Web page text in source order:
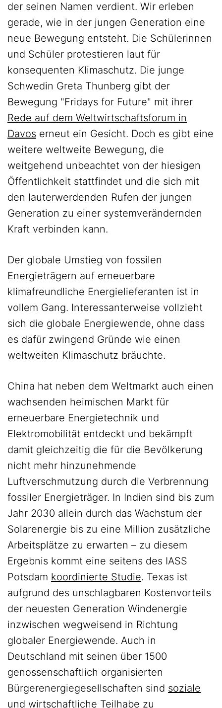
der seinen Namen verdient. Wir erleben
gerade, wie in der jungen Generation eine
neue Bewegung entsteht. Die Schülerinnen
und Schüler protestieren laut für
konsequenten Klimaschutz. Die junge
Schwedin Greta Thunberg gibt der
Bewegung "Fridays for Future" mit ihrer
Rede auf dem Weltwirtschaftsforum in
Davos erneut ein Gesicht. Doch es gibt eine
weitere weltweite Bewegung, die
weitgehend unbeachtet von der hiesigen
Öffentlichkeit stattfindet und die sich mit
den lauterwerdenden Rufen der jungen
Generation zu einer systemverändernden
Kraft verbinden kann.
Der globale Umstieg von fossilen
Energieträgern auf erneuerbare
klimafreundliche Energielieferanten ist in
vollem Gang. Interessanterweise vollzieht
sich die globale Energiewende, ohne dass
es dafür zwingend Gründe wie einen
weltweiten Klimaschutz bräuchte.
China hat neben dem Weltmarkt auch einen
wachsenden heimischen Markt für
erneuerbare Energietechnik und
Elektromobilität entdeckt und bekämpft
damit gleichzeitig die für die Bevölkerung
nicht mehr hinzunehmende
Luftverschmutzung durch die Verbrennung
fossiler Energieträger. In Indien sind bis zum
Jahr 2030 allein durch das Wachstum der
Solarenergie bis zu eine Million zusätzliche
Arbeitsplätze zu erwarten – zu diesem
Ergebnis kommt eine seitens des IASS
Potsdam koordinierte Studie. Texas ist
aufgrund des unschlagbaren Kostenvorteils
der neuesten Generation Windenergie
inzwischen wegweisend in Richtung
globaler Energiewende. Auch in
Deutschland mit seinen über 1500
genossenschaftlich organisierten
Bürgerenergiegesellschaften sind soziale
und wirtschaftliche Teilhabe zu